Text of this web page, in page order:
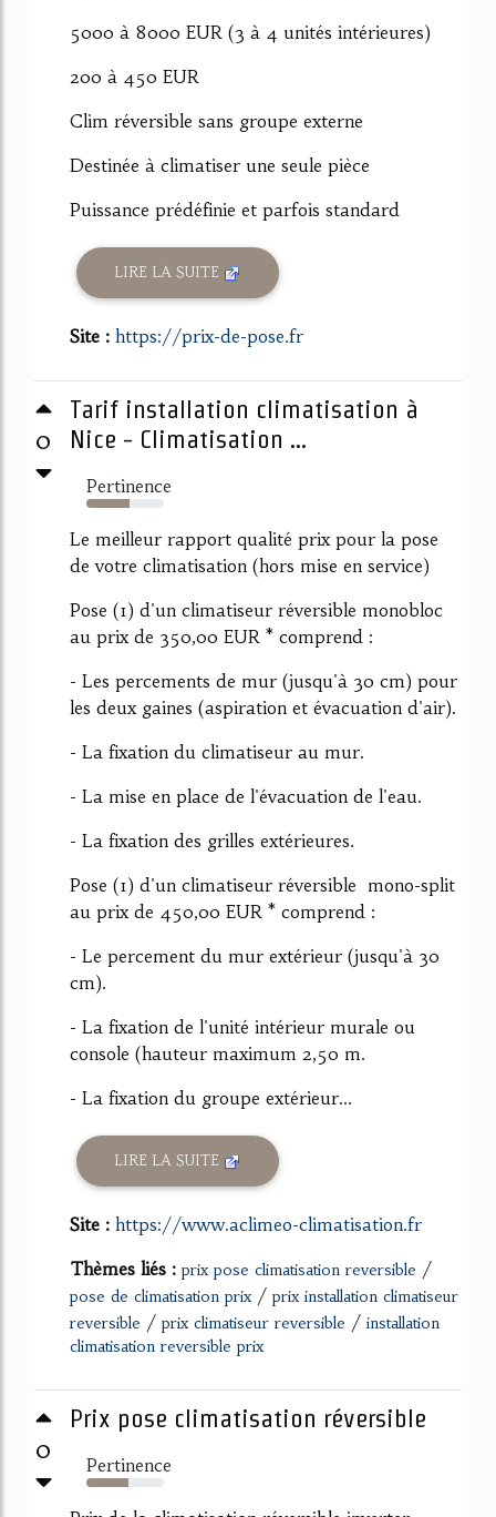
5000 à 8000 EUR (3 à 4 unités intérieures)
200 à 450 EUR
Clim réversible sans groupe externe
Destinée à climatiser une seule pièce
Puissance prédéfinie et parfois standard
LIRE LA SUITE
Site : https://prix-de-pose.fr
0
Tarif installation climatisation à
Nice - Climatisation ...
Pertinence
55%
Le meilleur rapport qualité prix pour la pose
de votre climatisation (hors mise en service)
Pose (1) d'un climatiseur réversible monobloc
au prix de 350,00 EUR * comprend :
- Les percements de mur (jusqu'à 30 cm) pour
les deux gaines (aspiration et évacuation d'air).
- La fixation du climatiseur au mur.
- La mise en place de l'évacuation de l'eau.
- La fixation des grilles extérieures.
Pose (1) d'un climatiseur réversible mono-split
au prix de 450,00 EUR * comprend :
- Le percement du mur extérieur (jusqu'à 30
cm).
- La fixation de l'unité intérieur murale ou
console (hauteur maximum 2,50 m.
- La fixation du groupe extérieur...
LIRE LA SUITE
Site : https://www.aclimeo-climatisation.fr
Thèmes liés : prix pose climatisation reversible /
pose de climatisation prix / prix installation climatiseur
reversible / prix climatiseur reversible / installation
climatisation reversible prix
0
Prix pose climatisation réversible
Pertinence
54%